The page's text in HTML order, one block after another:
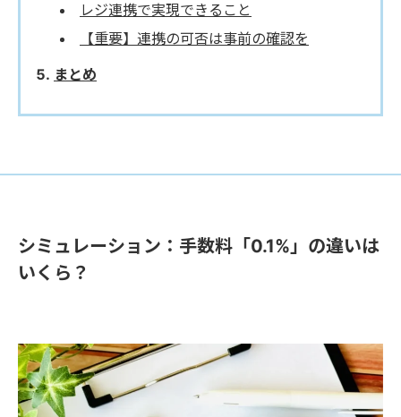
レジ連携で実現できること
【重要】連携の可否は事前の確認を
まとめ
シミュレーション：手数料「0.1%」の違いは
いくら？